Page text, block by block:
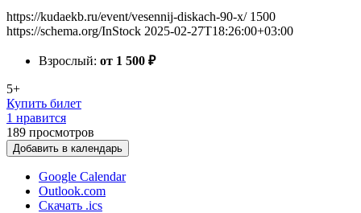
https://kudaekb.ru/event/vesennij-diskach-90-x/ 1500
https://schema.org/InStock 2025-02-27T18:26:00+03:00
Взрослый: от 1 500 ₽
5+
Купить билет
1 нравится
189 просмотров
Добавить в календарь
Google Calendar
Outlook.com
Скачать .ics